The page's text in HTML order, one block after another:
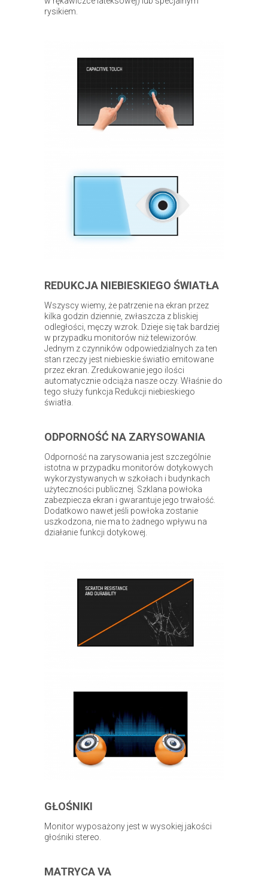
rysikiem.
REDUKCJA NIEBIESKIEGO ŚWIATŁA
Wszyscy wiemy, że patrzenie na ekran przez
kilka godzin dziennie, zwłaszcza z bliskiej
odległości, męczy wzrok. Dzieje się tak bardziej
w przypadku monitorów niż telewizorów.
Jednym z czynników odpowiedzialnych za ten
stan rzeczy jest niebieskie światło emitowane
przez ekran. Zredukowanie jego ilości
automatycznie odciąża nasze oczy. Właśnie do
tego służy funkcja Redukcji niebieskiego
światła.
ODPORNOŚĆ NA ZARYSOWANIA
Odporność na zarysowania jest szczególnie
istotna w przypadku monitorów dotykowych
wykorzystywanych w szkołach i budynkach
użyteczności publicznej. Szklana powłoka
zabezpiecza ekran i gwarantuje jego trwałość.
Dodatkowo nawet jeśli powłoka zostanie
uszkodzona, nie ma to żadnego wpływu na
działanie funkcji dotykowej.
GŁOŚNIKI
Monitor wyposażony jest w wysokiej jakości
głośniki stereo.
MATRYCA VA